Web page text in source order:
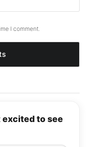
I comment.
excited to see